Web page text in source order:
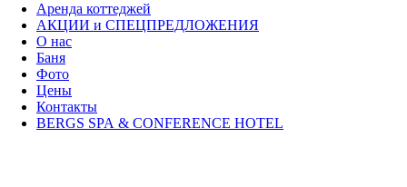
Аренда коттеджей
АКЦИИ и СПЕЦПРЕДЛОЖЕНИЯ
О нас
Баня
Фото
Цены
Контакты
BERGS SPA & CONFERENCE HOTEL